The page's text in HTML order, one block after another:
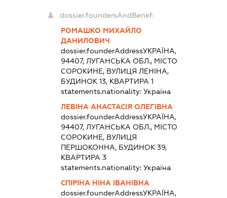
dossier.foundersAndBenef:
РОМАШКО МИХАЙЛО
ДАНИЛОВИЧ
dossier.founderAddressУКРАЇНА,
94407, ЛУГАНСЬКА ОБЛ., МІСТО
СОРОКИНЕ, ВУЛИЦЯ ЛЕНІНА,
БУДИНОК 13, КВАРТИРА 1
statements.nationality:Україна
ЛЕВІНА АНАСТАСІЯ ОЛЕГІВНА
dossier.founderAddressУКРАЇНА,
94407, ЛУГАНСЬКА ОБЛ., МІСТО
СОРОКИНЕ, ВУЛИЦЯ
ПЕРШОКОННА, БУДИНОК 39,
КВАРТИРА 3
statements.nationality:Україна
СПІРІНА НІНА ІВАНІВНА
dossier.founderAddressУКРАЇНА,